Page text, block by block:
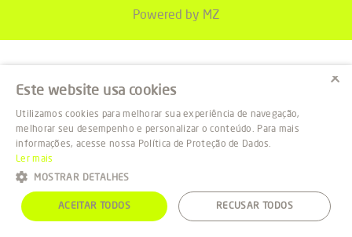
Powered by MZ
×
Este website usa cookies
Utilizamos cookies para melhorar sua experiência de navegação,
melhorar seu desempenho e personalizar o conteúdo. Para mais
informações, acesse nossa Política de Proteção de Dados.
Ler mais
MOSTRAR DETALHES
ACEITAR TODOS RECUSAR TODOS